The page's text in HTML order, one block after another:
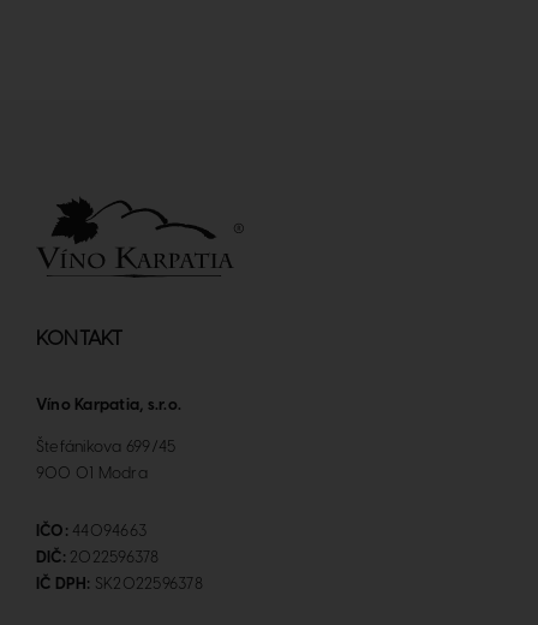
KONTAKT
Víno Karpatia, s.r.o.
Štefánikova 699/45
900 01 Modra
IČO: 44094663
DIČ: 2022596378
IČ DPH: SK2022596378